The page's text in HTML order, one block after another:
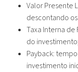
Valor Presente
descontando
Taxa Interna
do
Payback:
investimento